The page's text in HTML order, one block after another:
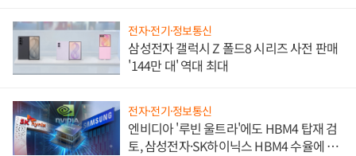
전자·전기·정보통신
삼성전자 갤럭시 Z 폴드8 시리즈 사전 판매
'144만 대' 역대 최대
전자·전기·정보통신
엔비디아 '루빈 울트라'에도 HBM4 탑재 검
토, 삼성전자·SK하이닉스 HBM4 수율에 주